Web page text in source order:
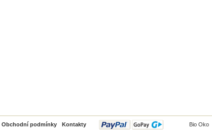
Obchodní podmínky Kontakty
PayPal Bio Oko